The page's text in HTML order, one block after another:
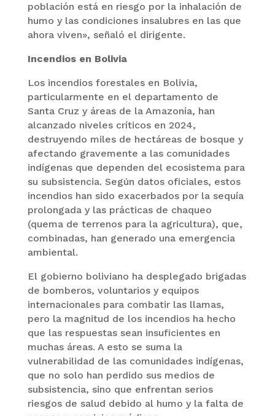
población está en riesgo por la inhalación de
humo y las condiciones insalubres en las que
ahora viven», señaló el dirigente.
Incendios en Bolivia
Los incendios forestales en Bolivia,
particularmente en el departamento de
Santa Cruz y áreas de la Amazonía, han
alcanzado niveles críticos en 2024,
destruyendo miles de hectáreas de bosque y
afectando gravemente a las comunidades
indígenas que dependen del ecosistema para
su subsistencia. Según datos oficiales, estos
incendios han sido exacerbados por la sequía
prolongada y las prácticas de chaqueo
(quema de terrenos para la agricultura), que,
combinadas, han generado una emergencia
ambiental.
El gobierno boliviano ha desplegado brigadas
de bomberos, voluntarios y equipos
internacionales para combatir las llamas,
pero la magnitud de los incendios ha hecho
que las respuestas sean insuficientes en
muchas áreas. A esto se suma la
vulnerabilidad de las comunidades indígenas,
que no solo han perdido sus medios de
subsistencia, sino que enfrentan serios
riesgos de salud debido al humo y la falta de